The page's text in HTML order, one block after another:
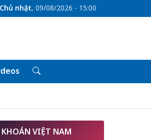
Chủ nhật, 09/08/2026 - 15:00
VIỆT NAM